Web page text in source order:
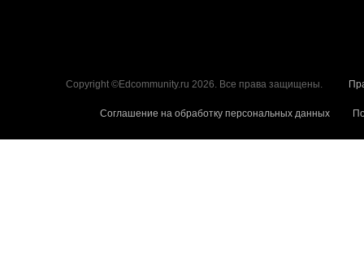
Copyright ©Edcommunity.ru 2026. Все права защищены.
Соглашение на обработку персональных данных